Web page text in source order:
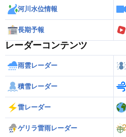
河川水位情報
長期予報
レーダーコンテンツ
雨雲レーダー
積雪レーダー
雷レーダー
ゲリラ雷雨レーダー